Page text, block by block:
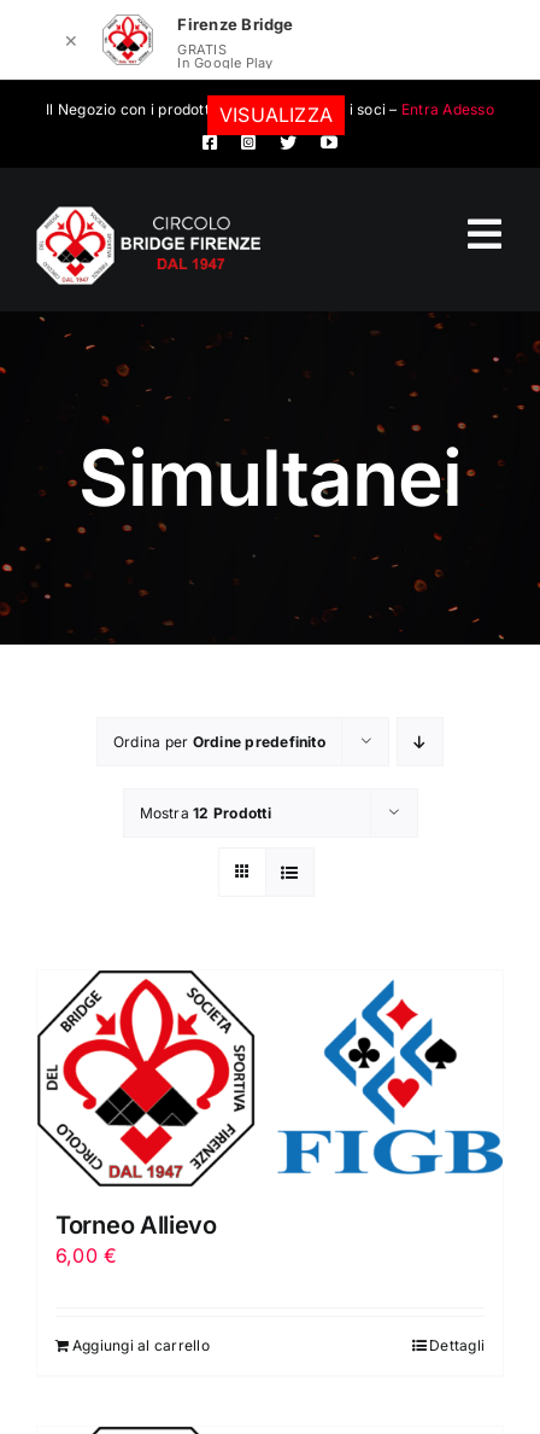
Il Negozio con i prodotti convenzionati per i soci – Entra Adesso
Circolo Bridge Firenze
Calendario eventi
Eventi
Contatti
Chi Siamo
Simultanei
Ordina per Ordine predefinito
Mostra12 Prodotti
Torneo Allievo
6,00€
Aggiungi al carrello Dettagli
✕
Firenze Bridge
GRATIS
In Google Play
VISUALIZZA